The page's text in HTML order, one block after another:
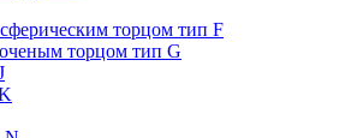
торцом тип F
торцом тип G